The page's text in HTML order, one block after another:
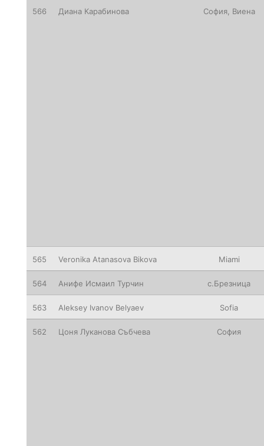
566 Диана Карабинова София, Виена
565 VeronikaAtanasova Bikova Miami
564 Анифе Исмаил Турчин с.Брезница
563 AlekseyIvanov Belyaev Sofia
562 ЦоняЛуканова Събчева София